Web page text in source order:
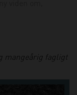
mangeårig fagligt